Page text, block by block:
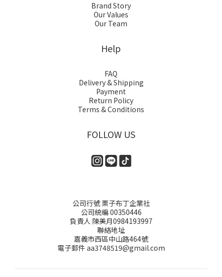
Brand Story
Our Values
Our Team
Help
FAQ
Delivery & Shipping
Payment
Return Policy
Terms & Conditions
FOLLOW US
公司行號 栗子布丁企業社
公司統編 00350446
負責人 陳美月0984193997
聯絡地址
嘉義市西區中山路464號
電子郵件 aa3748519@gmail.com